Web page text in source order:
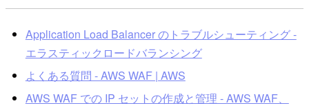
Application Load Balancer のトラブルシューティング -
エラスティックロードバランシング
よくある質問 - AWS WAF | AWS
AWS WAF での IP セットの作成と管理 - AWS WAF、